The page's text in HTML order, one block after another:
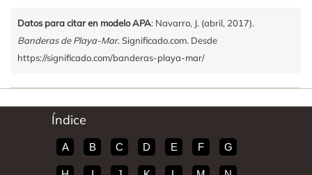
Datos para citar en modelo APA: Navarro, J. (abril, 2017).
Banderas de Playa-Mar. Significado.com. Desde
https://significado.com/banderas-playa-mar/
Índice
A B C D E F G